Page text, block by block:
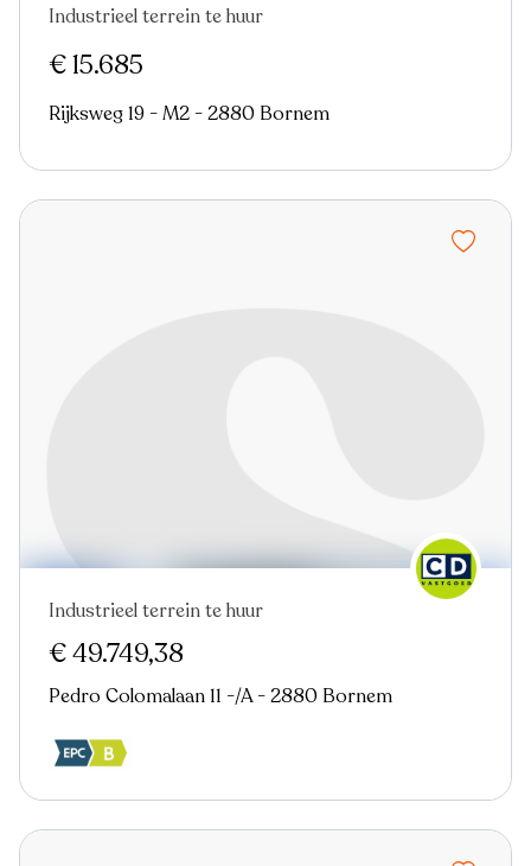
Nieuw Virtual tour
Industrieel terrein te huur
€ 15.685
Rijksweg 19 - M2 - 2880 Bornem
Virtual tour
Industrieel terrein te huur
€ 49.749,38
Pedro Colomalaan 11 -/A - 2880 Bornem